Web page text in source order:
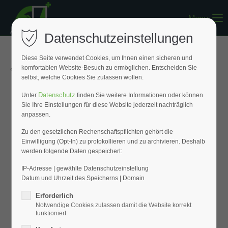
Register
Support
Lorem ipsum dolor sit amet:
24h/ 365days
Mon - Fri 8:00am - 5:00pm(GMT +1)
Get in touch
Cybersteel Inc.
Menu
« Zurück zur Übersicht
Datenschutzeinstellungen
Diese Seite verwendet Cookies, um Ihnen einen sicheren und
komfortablen Website-Besuch zu ermöglichen. Entscheiden Sie
selbst, welche Cookies Sie zulassen wollen.
Unter Datenschutz finden Sie weitere Informationen oder können
Sie Ihre Einstellungen für diese Website jederzeit nachträglich
anpassen.
Zu den gesetzlichen Rechenschaftspflichten gehört die
Einwilligung (Opt-In) zu protokollieren und zu archivieren. Deshalb
werden folgende Daten gespeichert:
IP-Adresse | gewählte Datenschutzeinstellung
Datum und Uhrzeit des Speicherns | Domain
Erforderlich
Notwendige Cookies zulassen damit die Website korrekt
funktioniert